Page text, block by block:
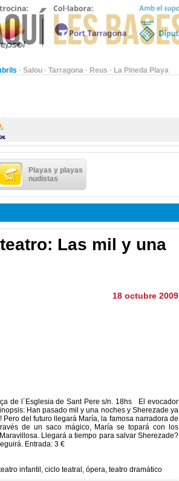
· Salou · Tarragona · Reus · La Pineda Playa
Playas y playas
nudistas
Las mil y una
18 octubre 2009
de l´Esglesia de Sant Pere s/n. 18hs El evocador
Han pasado mil y una noches y Sherezade ya
del futuro llegará María, la famosa narradora de
de un saco mágico, María se topará con los
Llegará a tiempo para salvar Sherezade?
Entrada: 3 €
infantil , ciclo teatral , ópera, teatro dramático